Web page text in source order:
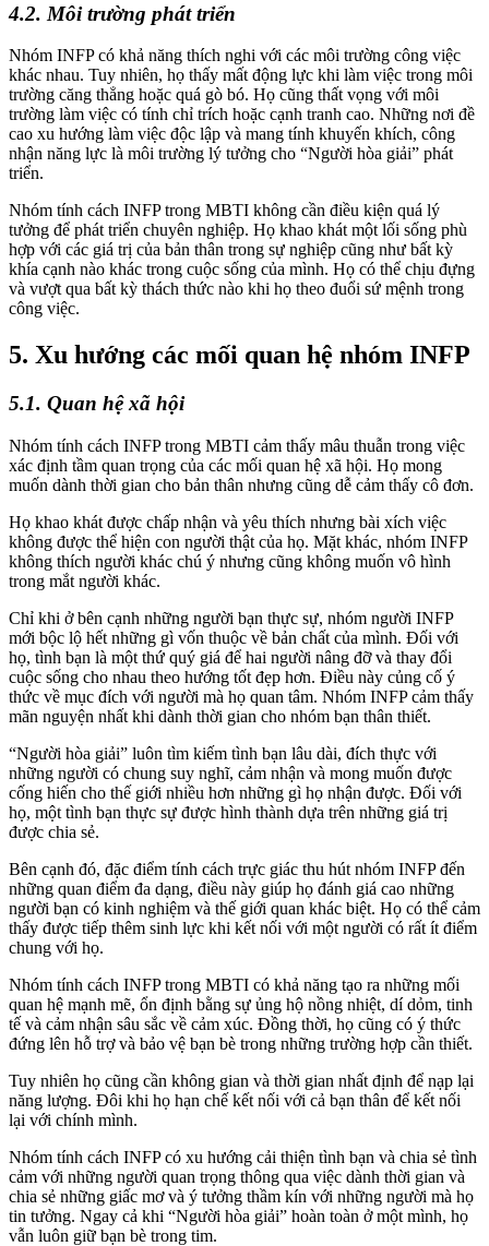
4.2. Môi trường phát triển
Nhóm INFP có khả năng thích nghi với các môi trường công việc
khác nhau. Tuy nhiên, họ thấy mất động lực khi làm việc trong môi
trường căng thẳng hoặc quá gò bó. Họ cũng thất vọng với môi
trường làm việc có tính chỉ trích hoặc cạnh tranh cao. Những nơi đề
cao xu hướng làm việc độc lập và mang tính khuyến khích, công
nhận năng lực là môi trường lý tưởng cho “Người hòa giải” phát
triển.
Nhóm tính cách INFP trong MBTI không cần điều kiện quá lý
tưởng để phát triển chuyên nghiệp. Họ khao khát một lối sống phù
hợp với các giá trị của bản thân trong sự nghiệp cũng như bất kỳ
khía cạnh nào khác trong cuộc sống của mình. Họ có thể chịu đựng
và vượt qua bất kỳ thách thức nào khi họ theo đuổi sứ mệnh trong
công việc.
5. Xu hướng các mối quan hệ nhóm INFP
5.1. Quan hệ xã hội
Nhóm tính cách INFP trong MBTI cảm thấy mâu thuẫn trong việc
xác định tầm quan trọng của các mối quan hệ xã hội. Họ mong
muốn dành thời gian cho bản thân nhưng cũng dễ cảm thấy cô đơn.
Họ khao khát được chấp nhận và yêu thích nhưng bài xích việc
không được thể hiện con người thật của họ. Mặt khác, nhóm INFP
không thích người khác chú ý nhưng cũng không muốn vô hình
trong mắt người khác.
Chỉ khi ở bên cạnh những người bạn thực sự, nhóm người INFP
mới bộc lộ hết những gì vốn thuộc về bản chất của mình. Đối với
họ, tình bạn là một thứ quý giá để hai người nâng đỡ và thay đổi
cuộc sống cho nhau theo hướng tốt đẹp hơn. Điều này củng cố ý
thức về mục đích với người mà họ quan tâm. Nhóm INFP cảm thấy
mãn nguyện nhất khi dành thời gian cho nhóm bạn thân thiết.
“Người hòa giải” luôn tìm kiếm tình bạn lâu dài, đích thực với
những người có chung suy nghĩ, cảm nhận và mong muốn được
cống hiến cho thế giới nhiều hơn những gì họ nhận được. Đối với
họ, một tình bạn thực sự được hình thành dựa trên những giá trị
được chia sẻ.
Bên cạnh đó, đặc điểm tính cách trực giác thu hút nhóm INFP đến
những quan điểm đa dạng, điều này giúp họ đánh giá cao những
người bạn có kinh nghiệm và thế giới quan khác biệt. Họ có thể cảm
thấy được tiếp thêm sinh lực khi kết nối với một người có rất ít điểm
chung với họ.
Nhóm tính cách INFP trong MBTI có khả năng tạo ra những mối
quan hệ mạnh mẽ, ổn định bằng sự ủng hộ nồng nhiệt, dí dỏm, tinh
tế và cảm nhận sâu sắc về cảm xúc. Đồng thời, họ cũng có ý thức
đứng lên hỗ trợ và bảo vệ bạn bè trong những trường hợp cần thiết.
Tuy nhiên họ cũng cần không gian và thời gian nhất định để nạp lại
năng lượng. Đôi khi họ hạn chế kết nối với cả bạn thân để kết nối
lại với chính mình.
Nhóm tính cách INFP có xu hướng cải thiện tình bạn và chia sẻ tình
cảm với những người quan trọng thông qua việc dành thời gian và
chia sẻ những giấc mơ và ý tưởng thầm kín với những người mà họ
tin tưởng. Ngay cả khi “Người hòa giải” hoàn toàn ở một mình, họ
vẫn luôn giữ bạn bè trong tim.